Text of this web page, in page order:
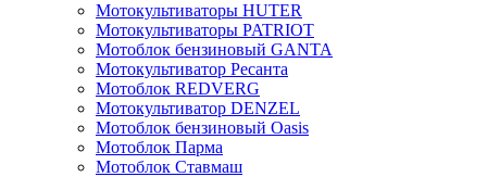
Мотокультиваторы HUTER
Мотокультиваторы PATRIOT
Мотоблок бензиновый GANTA
Мотокультиватор Ресанта
Мотоблок REDVERG
Мотокультиватор DENZEL
Мотоблок бензиновый Oasis
Мотоблок Парма
Мотоблок Ставмаш